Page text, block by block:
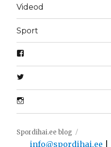
Videod
Sport
Spordihai.ee blog
info@spordihai.ee